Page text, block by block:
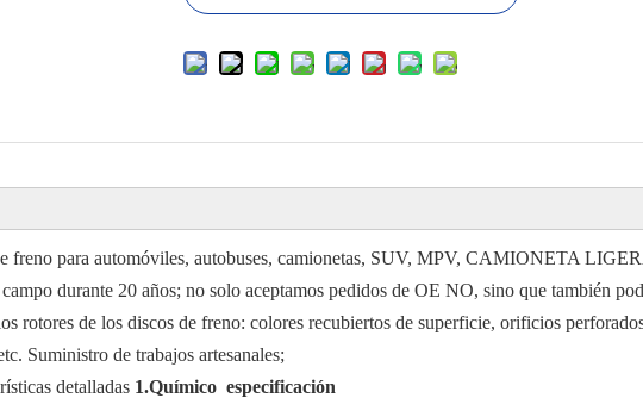
freno para automóviles, autobuses, camionetas, SUV, MPV, CAMIONETA
durante 20 años; no solo aceptamos pedidos de OE NO, sino que también
rotores de los discos de freno: colores recubiertos de superficie, orificios
Suministro de trabajos artesanales;
detalladas 1.Químico especificación